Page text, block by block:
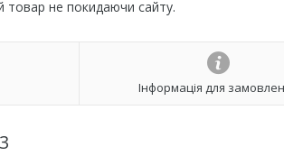
товар не покидаючи сайту.
Інформація для